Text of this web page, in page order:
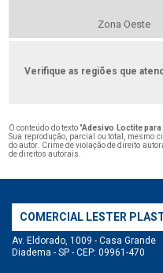
Zona Oeste
Verifique as regiões que
O conteúdo do texto "Adesivo Loctite
Sua reprodução, parcial ou total, mesmo
do autor. Crime de violação de direito
de direitos autorais.
COMERCIAL LESTER
Av. Eldorado, 1009 - Casa Grande
Diadema - SP - CEP: 09961-470